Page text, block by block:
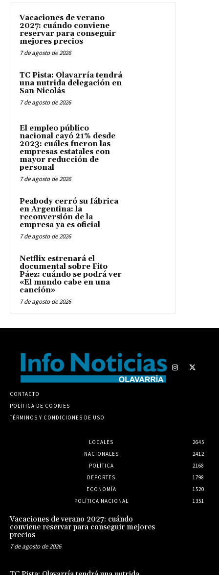
Vacaciones de verano
2027: cuándo conviene
reservar para conseguir
mejores precios
7 de agosto de 2026
TC Pista: Olavarría tendrá
una nutrida delegación en
San Nicolás
7 de agosto de 2026
El empleo público
nacional cayó 21% desde
2023: cuáles fueron las
empresas estatales con
mayor reducción de
personal
7 de agosto de 2026
Peabody cerró su fábrica
en Argentina: la
reconversión de la
empresa ya es oficial
7 de agosto de 2026
Netflix estrenará el
documental sobre Fito
Páez: cuándo se podrá ver
«El mundo cabe en una
canción»
7 de agosto de 2026
CONTACTO
POLÍTICA DE COOKIES
TÉRMINOS Y CONDICIONES DE USO
LOCALES
2645
NACIONALES
2412
POLÍTICA
2168
DEPORTES
1798
ECONOMÍA
1520
POLÍTICA NACIONAL
1351
Vacaciones de verano 2027: cuándo
conviene reservar para conseguir mejores
precios
7 de agosto de 2026